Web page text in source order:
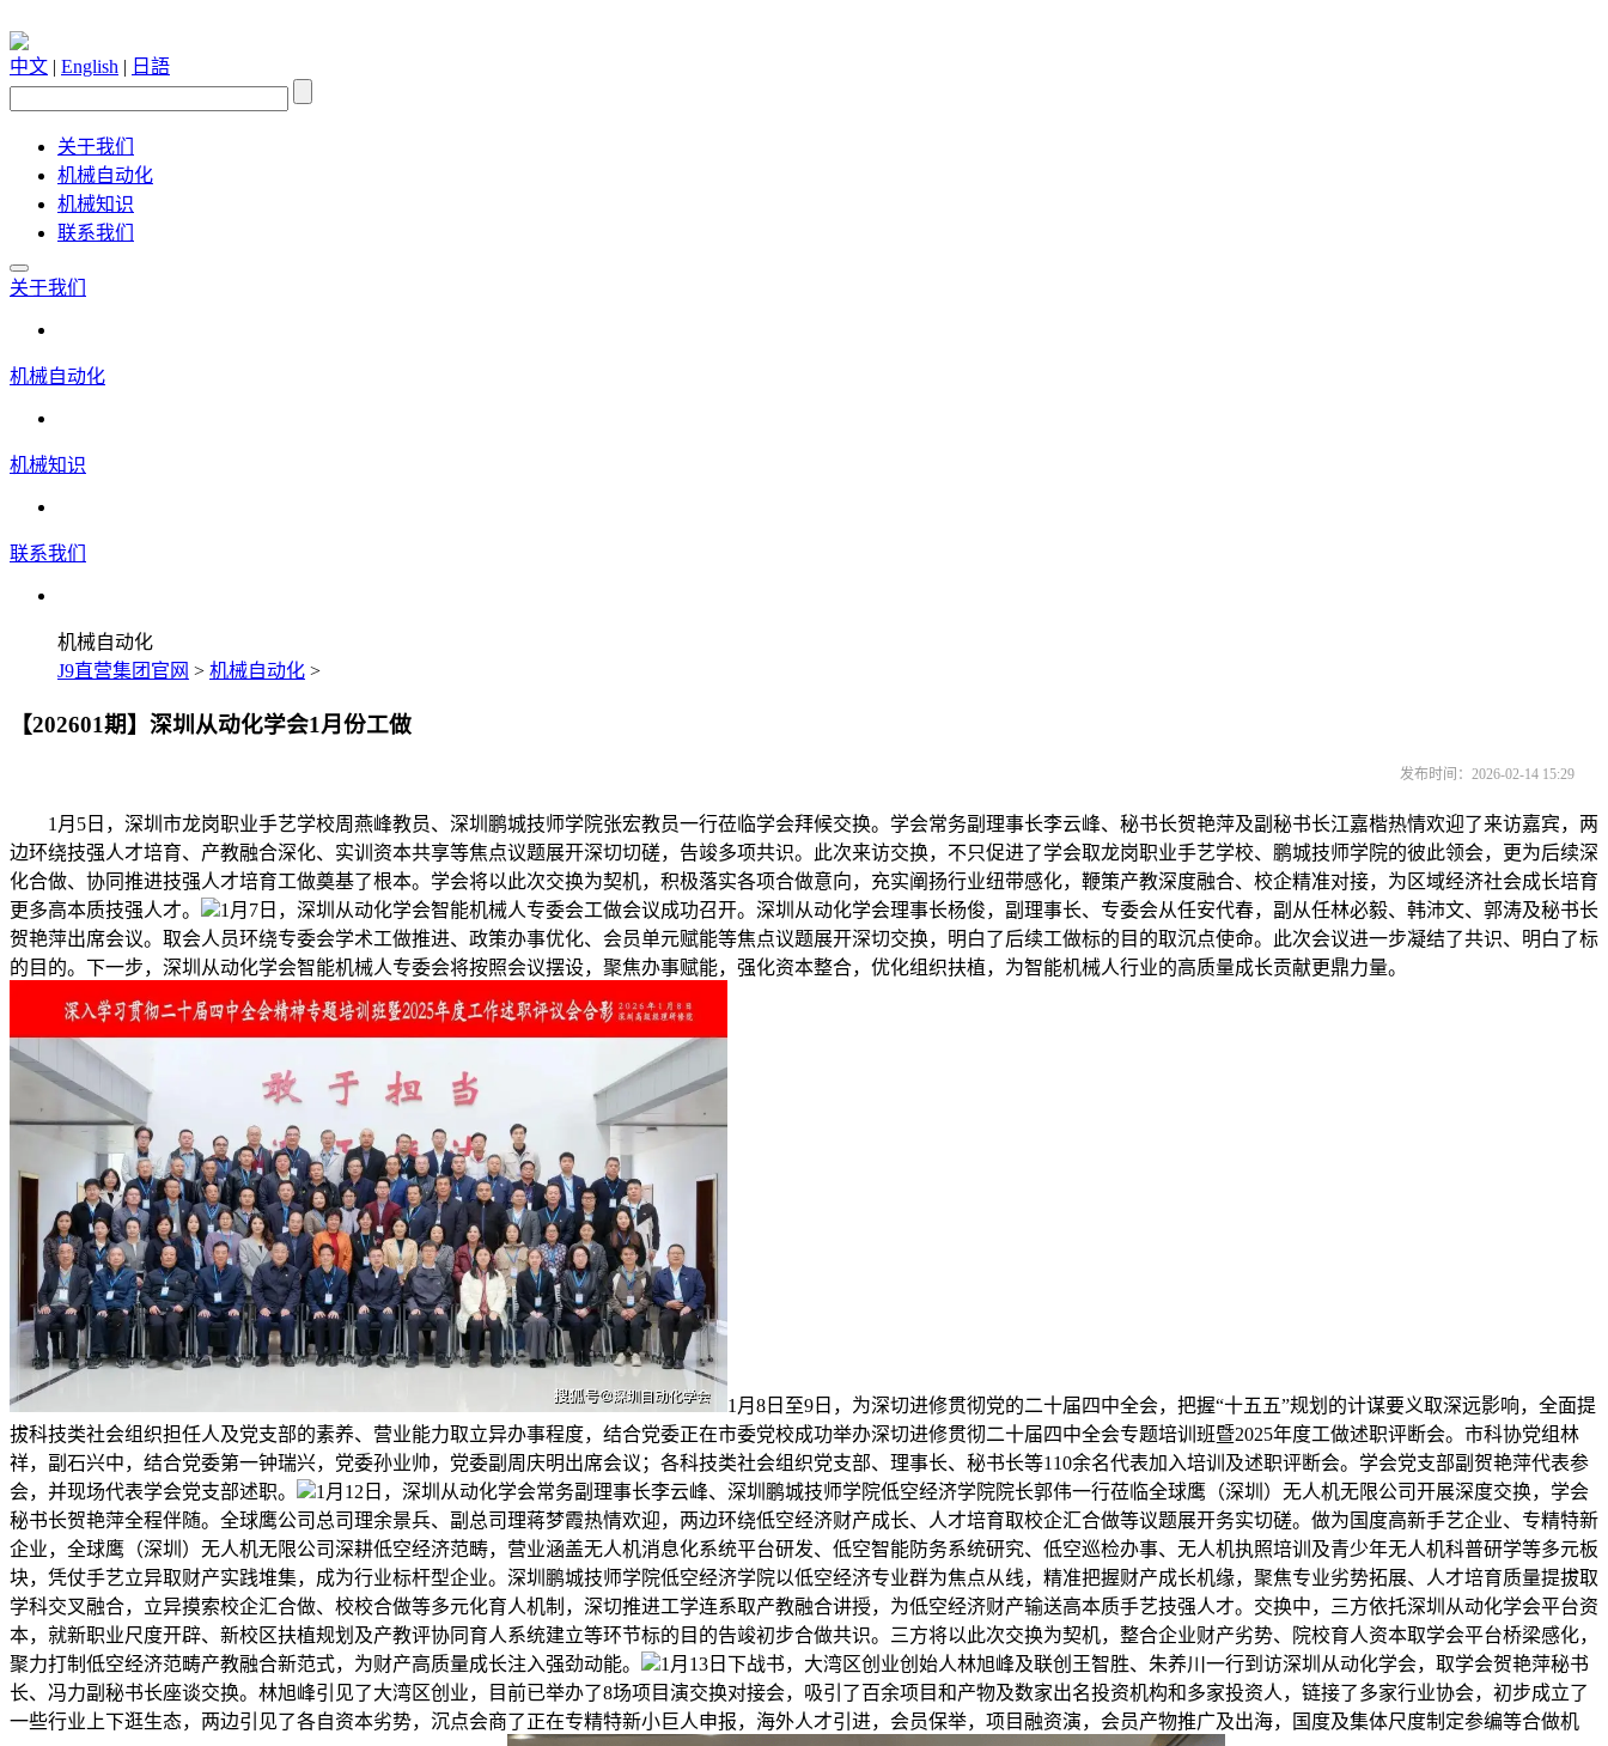
中文 | English | 日語
关于我们
机械自动化
机械知识
联系我们
关于我们
机械自动化
机械知识
联系我们
机械自动化
J9直营集团官网 > 机械自动化 >
【202601期】深圳从动化学会1月份工做
发布时间：2026-02-14 15:29
1月5日，深圳市龙岗职业手艺学校周燕峰教员、深圳鹏城技师学院张宏教员一行莅临学会拜候交换。学会常务副理事长李云峰、秘书长贺艳萍及副秘书长江嘉楷热情欢迎了来访嘉宾，两
边环绕技强人才培育、产教融合深化、实训资本共享等焦点议题展开深切切磋，告竣多项共识。此次来访交换，不只促进了学会取龙岗职业手艺学校、鹏城技师学院的彼此领会，更为后续深
化合做、协同推进技强人才培育工做奠基了根本。学会将以此次交换为契机，积极落实各项合做意向，充实阐扬行业纽带感化，鞭策产教深度融合、校企精准对接，为区域经济社会成长培育
更多高本质技强人才。
1月7日，深圳从动化学会智能机械人专委会工做会议成功召开。深圳从动化学会理事长杨俊，副理事长、专委会从任安代春，副从任林必毅、韩沛文、郭涛及秘书长
贺艳萍出席会议。取会人员环绕专委会学术工做推进、政策办事优化、会员单元赋能等焦点议题展开深切交换，明白了后续工做标的目的取沉点使命。此次会议进一步凝结了共识、明白了标
的目的。下一步，深圳从动化学会智能机械人专委会将按照会议摆设，聚焦办事赋能，强化资本整合，优化组织扶植，为智能机械人行业的高质量成长贡献更鼎力量。
1月8日至9日，为深切进修贯彻党的二十届四中全会，把握“十五五”规划的计谋要义取深远影响，全面提
拔科技类社会组织担任人及党支部的素养、营业能力取立异办事程度，结合党委正在市委党校成功举办深切进修贯彻二十届四中全会专题培训班暨2025年度工做述职评断会。市科协党组林
祥，副石兴中，结合党委第一钟瑞兴，党委孙业帅，党委副周庆明出席会议；各科技类社会组织党支部、理事长、秘书长等110余名代表加入培训及述职评断会。学会党支部副贺艳萍代表参
会，并现场代表学会党支部述职。
1月12日，深圳从动化学会常务副理事长李云峰、深圳鹏城技师学院低空经济学院院长郭伟一行莅临全球鹰（深圳）无人机无限公司开展深度交换，学会
秘书长贺艳萍全程伴随。全球鹰公司总司理余景兵、副总司理蒋梦霞热情欢迎，两边环绕低空经济财产成长、人才培育取校企汇合做等议题展开务实切磋。做为国度高新手艺企业、专精特新
企业，全球鹰（深圳）无人机无限公司深耕低空经济范畴，营业涵盖无人机消息化系统平台研发、低空智能防务系统研究、低空巡检办事、无人机执照培训及青少年无人机科普研学等多元板
块，凭仗手艺立异取财产实践堆集，成为行业标杆型企业。深圳鹏城技师学院低空经济学院以低空经济专业群为焦点从线，精准把握财产成长机缘，聚焦专业劣势拓展、人才培育质量提拔取
学科交叉融合，立异摸索校企汇合做、校校合做等多元化育人机制，深切推进工学连系取产教融合讲授，为低空经济财产输送高本质手艺技强人才。交换中，三方依托深圳从动化学会平台资
本，就新职业尺度开辟、新校区扶植规划及产教评协同育人系统建立等环节标的目的告竣初步合做共识。三方将以此次交换为契机，整合企业财产劣势、院校育人资本取学会平台桥梁感化，
聚力打制低空经济范畴产教融合新范式，为财产高质量成长注入强劲动能。
1月13日下战书，大湾区创业创始人林旭峰及联创王智胜、朱养川一行到访深圳从动化学会，取学会贺艳萍秘书
长、冯力副秘书长座谈交换。林旭峰引见了大湾区创业，目前已举办了8场项目演交换对接会，吸引了百余项目和产物及数家出名投资机构和多家投资人，链接了多家行业协会，初步成立了
一些行业上下逛生态，两边引见了各自资本劣势，沉点会商了正在专精特新小巨人申报，海外人才引进，会员保举，项目融资演，会员产物推广及出海，国度及集体尺度制定参编等合做机